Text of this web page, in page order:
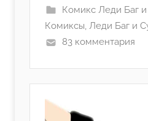
Комикс Леди Баг
Комиксы, Леди Баг и
83 комментария